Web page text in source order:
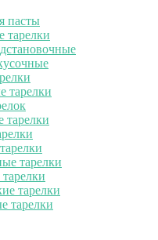
пасты
тарелки
тарелки
тарелки
тарелки
тарелки
тарелки